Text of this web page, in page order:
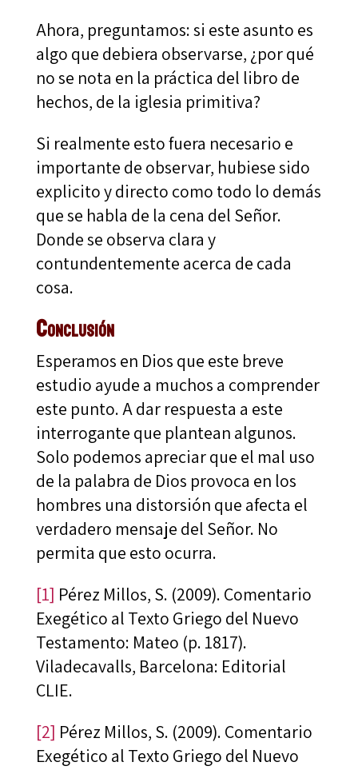
Ahora, preguntamos: si este asunto es
algo que debiera observarse, ¿por qué
no se nota en la práctica del libro de
hechos, de la iglesia primitiva?
Si realmente esto fuera necesario e
importante de observar, hubiese sido
explicito y directo como todo lo demás
que se habla de la cena del Señor.
Donde se observa clara y
contundentemente acerca de cada
cosa.
Conclusión
Esperamos en Dios que este breve
estudio ayude a muchos a comprender
este punto. A dar respuesta a este
interrogante que plantean algunos.
Solo podemos apreciar que el mal uso
de la palabra de Dios provoca en los
hombres una distorsión que afecta el
verdadero mensaje del Señor. No
permita que esto ocurra.
[1] Pérez Millos, S. (2009). Comentario
Exegético al Texto Griego del Nuevo
Testamento: Mateo (p. 1817).
Viladecavalls, Barcelona: Editorial
CLIE.
[2] Pérez Millos, S. (2009). Comentario
Exegético al Texto Griego del Nuevo